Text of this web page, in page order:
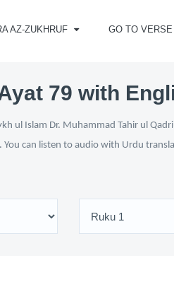
AZ-ZUKHRUF GO TO VERSE
79 with
ul Islam Dr. Muhammad Tahir ul
can listen to audio with Urdu